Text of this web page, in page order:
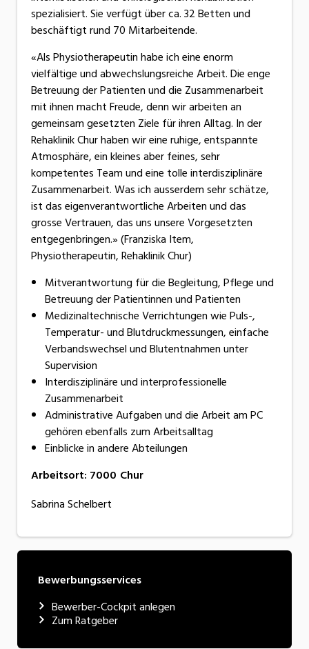
spezialisiert. Sie verfügt über ca. 32 Betten und
beschäftigt rund 70 Mitarbeitende.
«Als Physiotherapeutin habe ich eine enorm
vielfältige und abwechslungsreiche Arbeit. Die enge
Betreuung der Patienten und die Zusammenarbeit
mit ihnen macht Freude, denn wir arbeiten an
gemeinsam gesetzten Ziele für ihren Alltag. In der
Rehaklinik Chur haben wir eine ruhige, entspannte
Atmosphäre, ein kleines aber feines, sehr
kompetentes Team und eine tolle interdisziplinäre
Zusammenarbeit. Was ich ausserdem sehr schätze,
ist das eigenverantwortliche Arbeiten und das
grosse Vertrauen, das uns unsere Vorgesetzten
entgegenbringen.» (Franziska Item,
Physiotherapeutin, Rehaklinik Chur)
Mitverantwortung für die Begleitung, Pflege und
Betreuung der Patientinnen und Patienten
Medizinaltechnische Verrichtungen wie Puls-,
Temperatur- und Blutdruckmessungen, einfache
Verbandswechsel und Blutentnahmen unter
Supervision
Interdisziplinäre und interprofessionelle
Zusammenarbeit
Administrative Aufgaben und die Arbeit am PC
gehören ebenfalls zum Arbeitsalltag
Einblicke in andere Abteilungen
Arbeitsort: 7000 Chur
Sabrina Schelbert
Bewerbungsservices
Bewerber-Cockpit anlegen
Zum Ratgeber